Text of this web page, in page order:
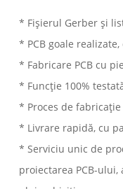
* Fișierul Gerber și
* PCB goale
* Fabricare PCB cu
* Funcție 100%
* Proces de
* Livrare rapidă, cu
* Serviciu unic de
proiectarea PCB-ului,